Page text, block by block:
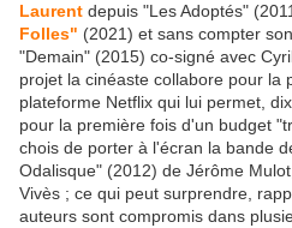
Laurent depuis "Les Adoptés"
Folles" (2021) et sans compter
"Demain" (2015) co-signé avec
projet la cinéaste collabore pour la
plateforme Netflix qui lui permet,
pour la première fois d'un budget
chois de porter à l'écran la bande
Odalisque" (2012) de Jérôme
Vivès ; ce qui peut surprendre,
auteurs sont compromis dans